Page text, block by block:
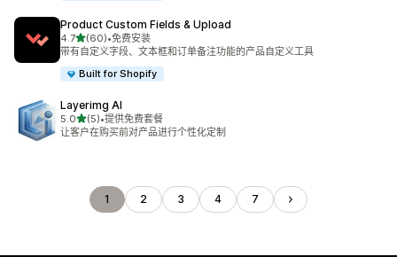
Product Custom Fields & Upload
4.7星（满分 5 星）
(60)
总共 60 条评论
•免费安装
带有自定义字段、文本框和订单备注功能的产品自定义工具
Built for Shopify
Layerimg AI
5.0星（满分 5 星）
(5)
总共 5 条评论
•提供免费套餐
让客户在购买前对产品进行个性化定制
1 2 3 4 7